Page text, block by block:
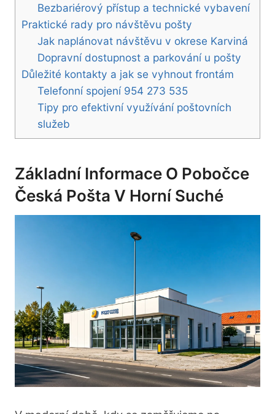
Bezbariérový přístup a technické vybavení
Praktické rady pro návštěvu pošty
Jak naplánovat návštěvu v okrese Karviná
Dopravní dostupnost a parkování u pošty
Důležité kontakty a jak se vyhnout frontám
Telefonní spojení 954 273 535
Tipy pro efektivní využívání poštovních
služeb
Základní Informace O Pobočce
Česká Pošta V Horní Suché